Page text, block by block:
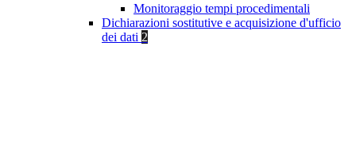
Monitoraggio tempi procedimentali
Dichiarazioni sostitutive e acquisizione d'ufficio
dei dati 2